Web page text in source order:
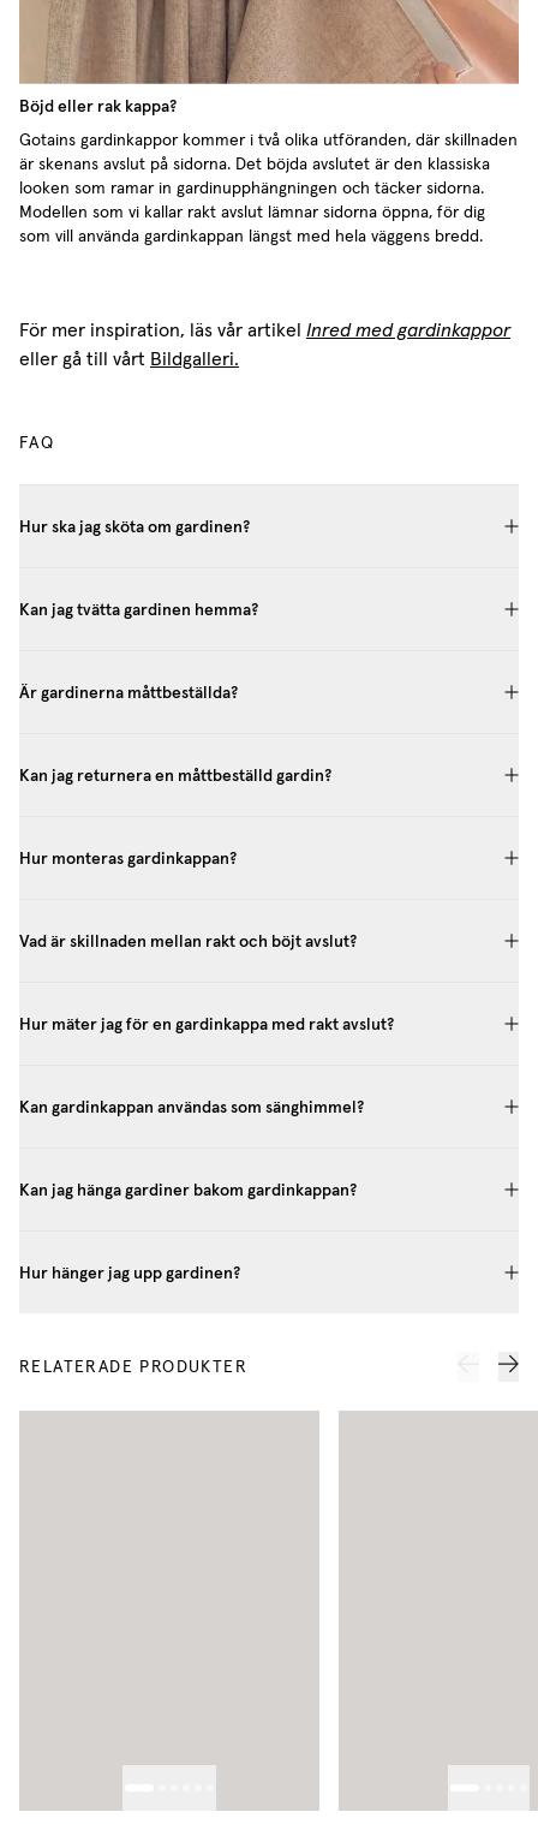
Böjd eller rak kappa?
Gotains gardinkappor kommer i två olika utföranden, där skillnaden
är skenans avslut på sidorna. Det böjda avslutet är den klassiska
looken som ramar in gardinupphängningen och täcker sidorna.
Modellen som vi kallar rakt avslut lämnar sidorna öppna, för dig
som vill använda gardinkappan längst med hela väggens bredd.
För mer inspiration, läs vår artikel Inred med gardinkappor
eller gå till vårt Bildgalleri.
FAQ
Hur ska jag sköta om gardinen?
Kan jag tvätta gardinen hemma?
Är gardinerna måttbeställda?
Kan jag returnera en måttbeställd gardin?
Hur monteras gardinkappan?
Vad är skillnaden mellan rakt och böjt avslut?
Hur mäter jag för en gardinkappa med rakt avslut?
Kan gardinkappan användas som sänghimmel?
Kan jag hänga gardiner bakom gardinkappan?
Hur hänger jag upp gardinen?
RELATERADE PRODUKTER